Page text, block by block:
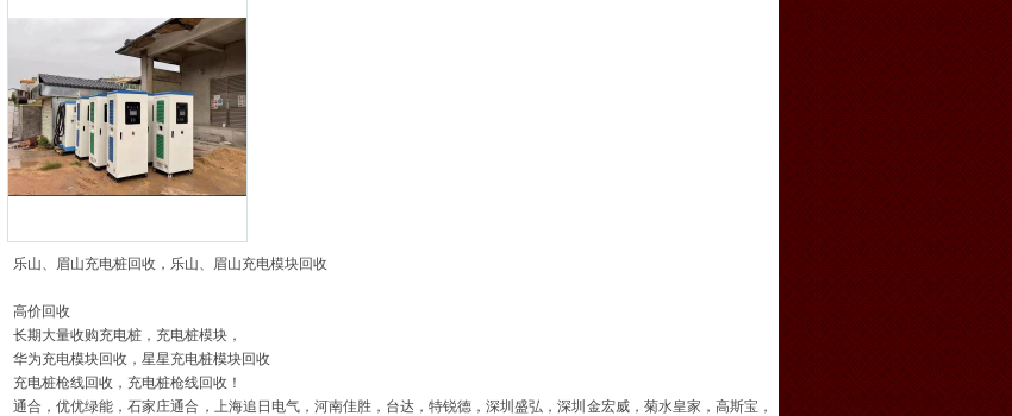
乐山、眉山充电桩回收，乐山、眉山充电模块回收
高价回收
长期大量收购充电桩，充电桩模块，
华为充电模块回收，星星充电桩模块回收
充电桩枪线回收，充电桩枪线回收！
通合，优优绿能，石家庄通合，上海追日电气，河南佳胜，台达，特锐德，深圳盛弘，深圳金宏威，菊水皇家，高斯宝，